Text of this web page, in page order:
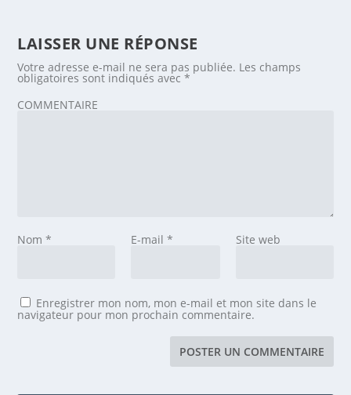
LAISSER UNE RÉPONSE
Votre adresse e-mail ne sera pas publiée. Les champs
obligatoires sont indiqués avec*
COMMENTAIRE
Nom* E-mail * Site web
Enregistrer mon nom, mon e-mail et mon site dans le
navigateur pour mon prochain commentaire.